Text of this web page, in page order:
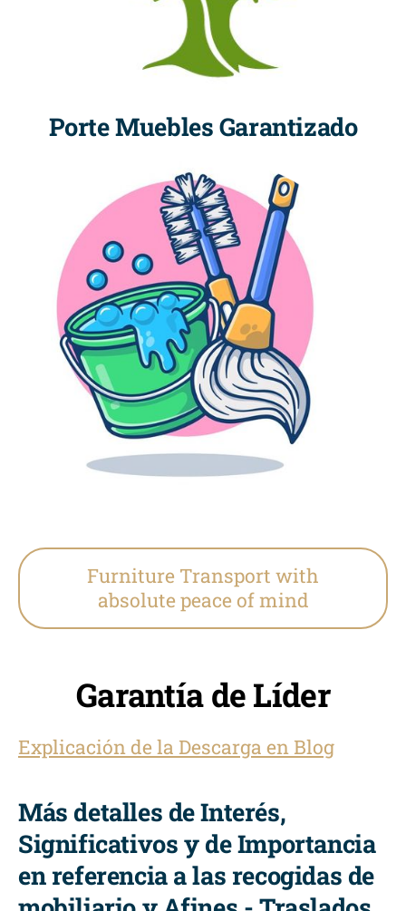
Porte Muebles Garantizado
Furniture Transport with
absolute peace of mind
Garantía de Líder
Explicación de la Descarga en Blog
Más detalles de Interés,
Significativos y de Importancia
en referencia a las recogidas de